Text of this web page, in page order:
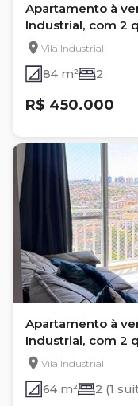
Apartamento à
Industrial, com 2
Vila Industrial
84 m² 2
R$ 450.000
Apartamento à
Industrial, com 2
Vila Industrial
64 m² 2 (1